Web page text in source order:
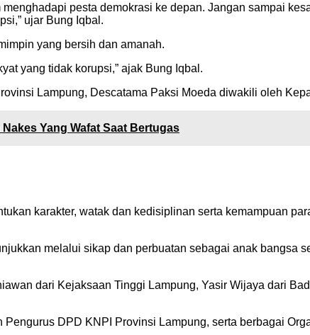
pesta demokrasi ke depan. Jangan sampai
ujar Bung Iqbal.
yang bersih dan amanah.
yang tidak korupsi,” ajak Bung Iqbal.
Lampung, Descatama Paksi Moeda diwakili oleh
Yang Wafat Saat Bertugas
karakter, watak dan kedisiplinan serta kemampuan
melalui sikap dan perbuatan sebagai anak bangsa
dari Kejaksaan Tinggi Lampung, Yasir Wijaya dari
DPD KNPI Provinsi Lampung, serta berbagai